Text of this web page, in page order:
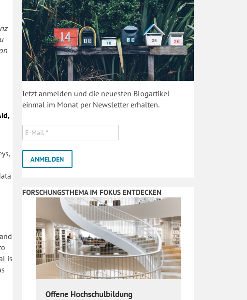
is
Jetzt anmelden und die neuesten Blogartikel
einmal im Monat per Newsletter erhalten.
FORSCHUNGSTHEMA IM FOKUS ENTDECKEN
Offene Hochschulbildung